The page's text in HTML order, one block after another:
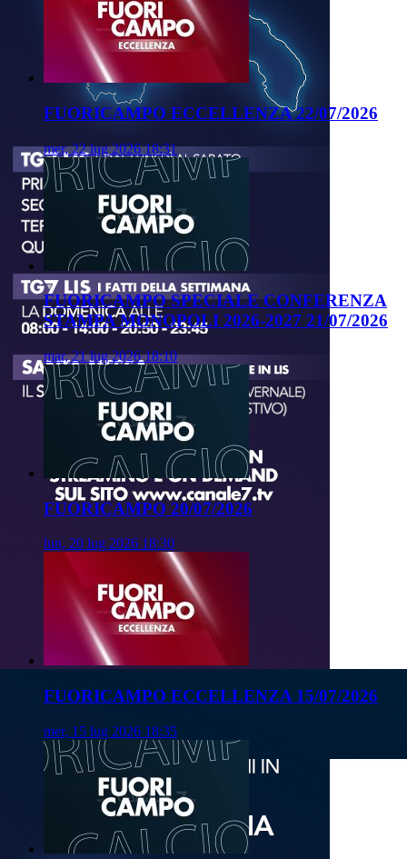
FUORICAMPO ECCELLENZA 22/07/2026
mer, 22 lug 2026 18:31
FUORICAMPO SPECIALE CONFERENZA
STAMPA MONOPOLI 2026-2027 21/07/2026
mar, 21 lug 2026 18:10
FUORICAMPO 20/07/2026
lun, 20 lug 2026 18:30
FUORICAMPO ECCELLENZA 15/07/2026
mer, 15 lug 2026 18:35